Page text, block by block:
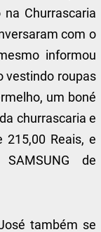
Churrascaria
com o
informou
vestindo roupas
um boné
churrascaria e
Reais, e
de
também se